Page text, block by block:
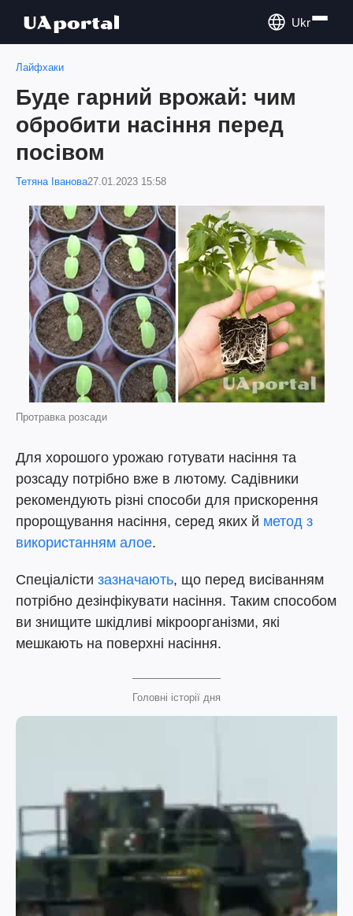
Ukr
Лайфхаки
Буде гарний врожай: чим
обробити насіння перед
посівом
Тетяна Іванова27.01.2023 15:58
Протравка розсади
Для хорошого урожаю готувати насіння та
розсаду потрібно вже в лютому. Садівники
рекомендують різні способи для прискорення
пророщування насіння, серед яких й метод з
використанням алое.
Спеціалісти зазначають, що перед висіванням
потрібно дезінфікувати насіння. Таким способом
ви знищите шкідливі мікроорганізми, які
мешкають на поверхні насіння.
Головні історії дня